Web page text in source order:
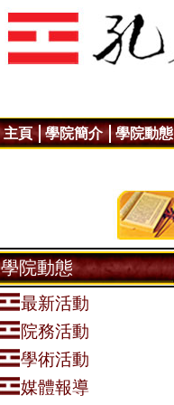
主頁 學院簡介 學院動態
學院動態
最新活動
院務活動
學術活動
媒體報導